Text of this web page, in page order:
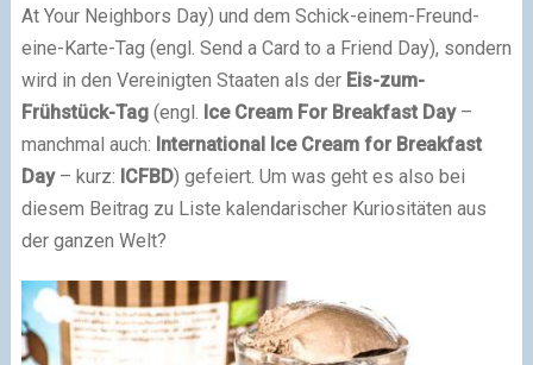
At Your Neighbors Day) und dem Schick-einem-Freund-
eine-Karte-Tag (engl. Send a Card to a Friend Day), sondern
wird in den Vereinigten Staaten als der Eis-zum-
Frühstück-Tag(engl. Ice Cream For Breakfast Day–
manchmal auch: International Ice Cream for Breakfast
Day– kurz: ICFBD) gefeiert. Um was geht es also bei
diesem Beitrag zu Liste kalendarischer Kuriositäten aus
der ganzen Welt?